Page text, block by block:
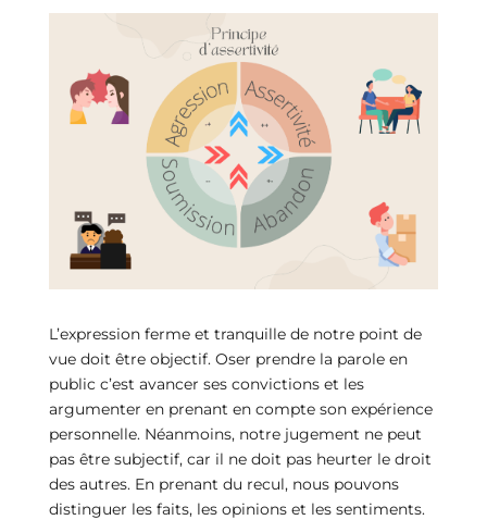
L’expression ferme et tranquille de notre point de
vue doit être objectif. Oser prendre la parole en
public c’est avancer ses convictions et les
argumenter en prenant en compte son expérience
personnelle. Néanmoins, notre jugement ne peut
pas être subjectif, car il ne doit pas heurter le droit
des autres. En prenant du recul, nous pouvons
distinguer les faits, les opinions et les sentiments.